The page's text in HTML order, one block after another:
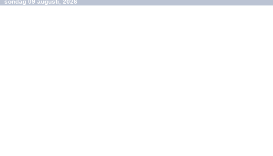
söndag 09 augusti, 2026